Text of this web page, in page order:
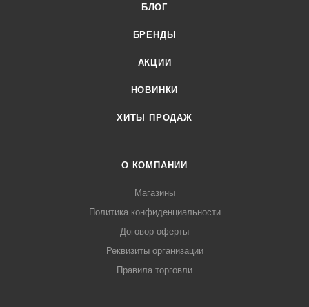
БЛОГ
БРЕНДЫ
АКЦИИ
НОВИНКИ
ХИТЫ ПРОДАЖ
О КОМПАНИИ
Магазины
Политика конфиденциальности
Договор оферты
Реквизиты организации
Правила торговли